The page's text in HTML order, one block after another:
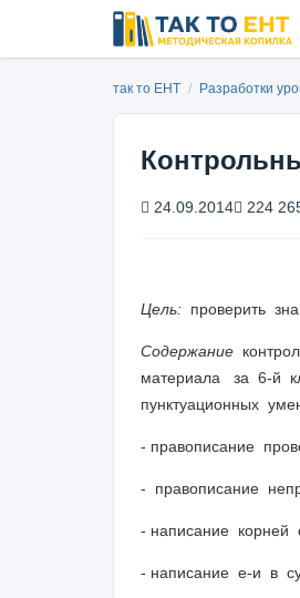
так то ЕНТ / Разработки
24.09.2014 224
Цель: проверить
Содержание
материала за 6-й
пунктуационных
- правописание
- правописание
- написание корней
- написание е-и в